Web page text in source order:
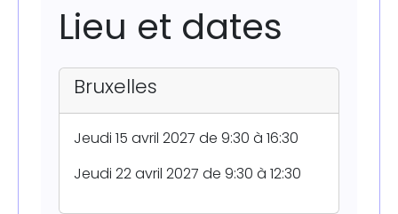
Lieu et dates
Bruxelles
Jeudi 15 avril 2027 de 9:30 à 16:30
Jeudi 22 avril 2027 de 9:30 à 12:30